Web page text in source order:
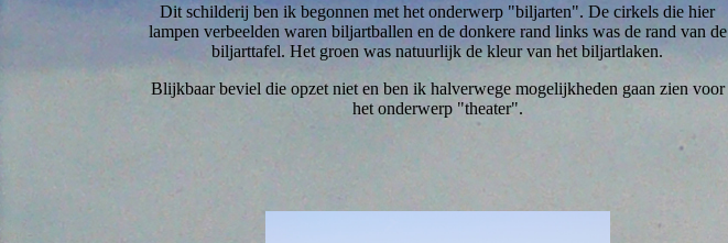
Dit schilderij ben ik begonnen met het onderwerp "biljarten". De cirkels die hier
lampen verbeelden waren biljartballen en de donkere rand links was de rand van de
biljarttafel. Het groen was natuurlijk de kleur van het biljartlaken.
Blijkbaar beviel die opzet niet en ben ik halverwege mogelijkheden gaan zien voor
het onderwerp "theater".